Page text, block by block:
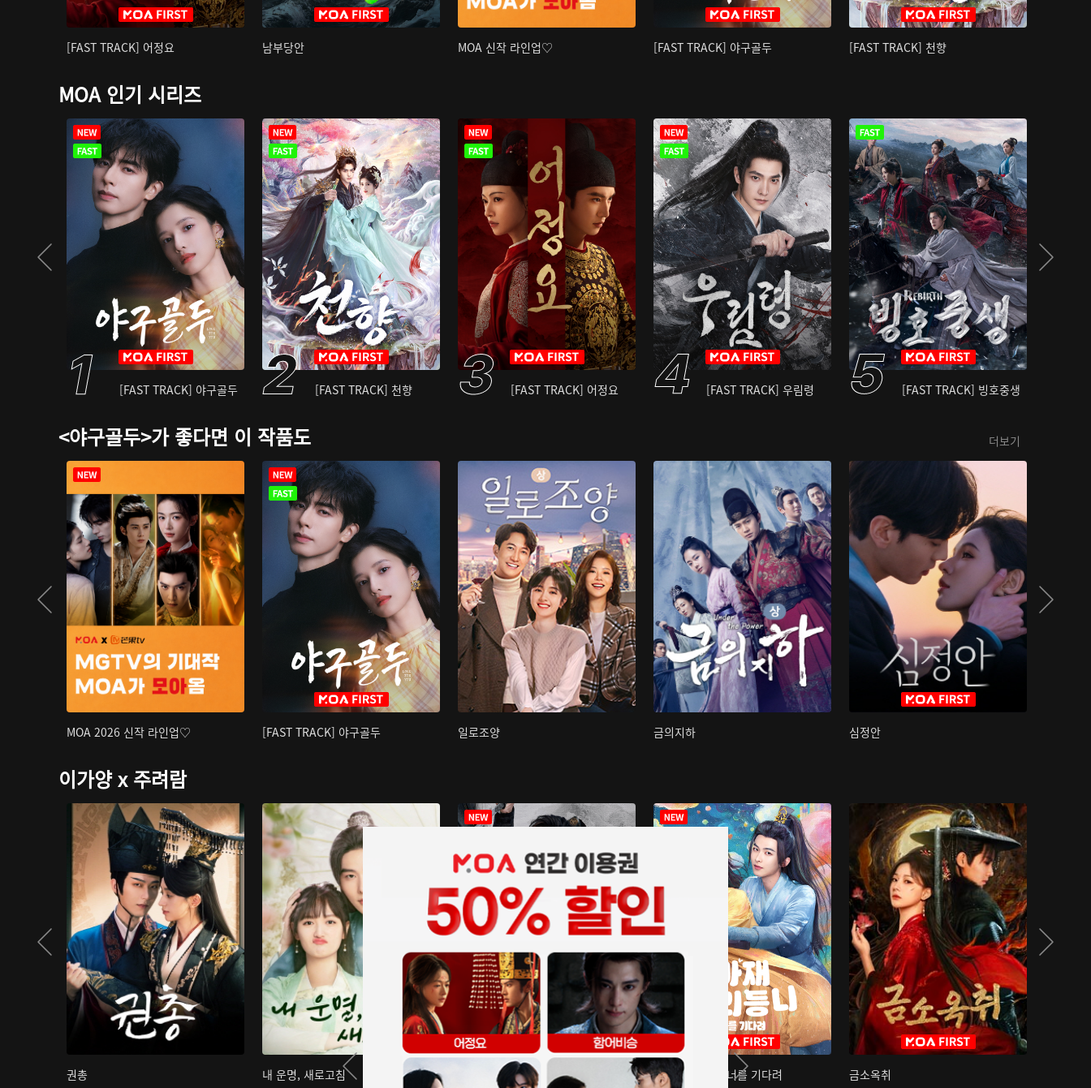
[FAST TRACK] 어정요 남부당안 MOA 신작 라인업♡ [FAST TRACK] 야구골두 [FAST TRACK] 천향
MOA 인기 시리즈
[FAST TRACK] 야구골두 [FAST TRACK] 천향 [FAST TRACK] 어정요 [FAST TRACK] 우림령 [FAST TRACK] 빙호중생
<야구골두>가 좋다면 이 작품도 더보기
MOA 2026 신작 라인업♡ [FAST TRACK] 야구골두 일로조양 금의지하 심정안
이가양 x 주려람
권총 내 운명, 새로고침 아재저리등니 : 너를 기다려 금소옥취